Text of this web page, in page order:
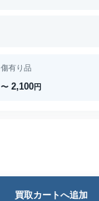
傷有り品
〜 2,100円
買取カートへ追加